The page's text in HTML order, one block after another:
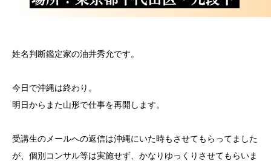
姓名判断鑑定家の油井秀允です。
今日で沖縄は終わり。
明日からまた山形で仕事を再開します。
受講生のメールへの返信は沖縄にいた時もさせてもらってました
が、個別コンサル等は実施せず、かなりゆっくりさせてもらいま